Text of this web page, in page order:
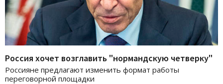
Россия хочет возглавить "нормандскую четверку"
Россияне предлагают изменить формат работы
переговорной площадки